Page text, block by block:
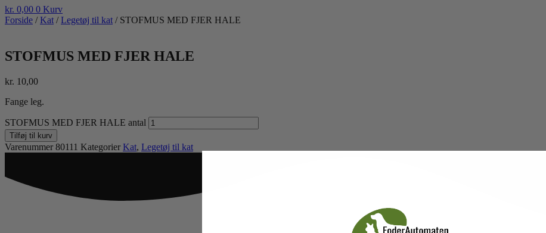
kr. 0,00 0 Kurv
Forside /Kat /Legetøj til kat / STOFMUS MED FJER HALE
STOFMUS MED FJER HALE
kr. 10,00
Fange leg.
STOFMUS MED FJER HALE antal
Tilføj til kurv
Varenummer 80111 Kategorier Kat, Legetøj til kat